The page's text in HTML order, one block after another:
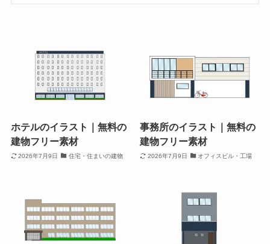
ホテルのイラスト｜無料の
建物フリー素材
2026年7月9日 住宅・住まいの建物
事務所のイラスト｜無料の
建物フリー素材
2026年7月9日 オフィスビル・工場